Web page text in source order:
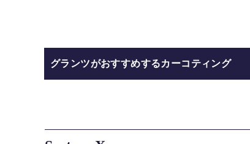
グランツがおすすめするカーコティング